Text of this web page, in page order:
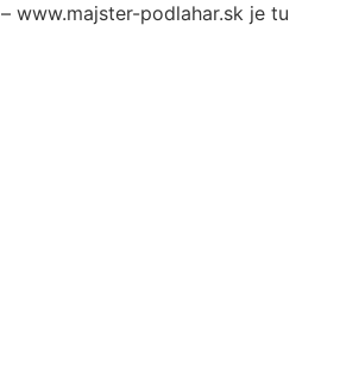
– www.majster-podlahar.sk je tu